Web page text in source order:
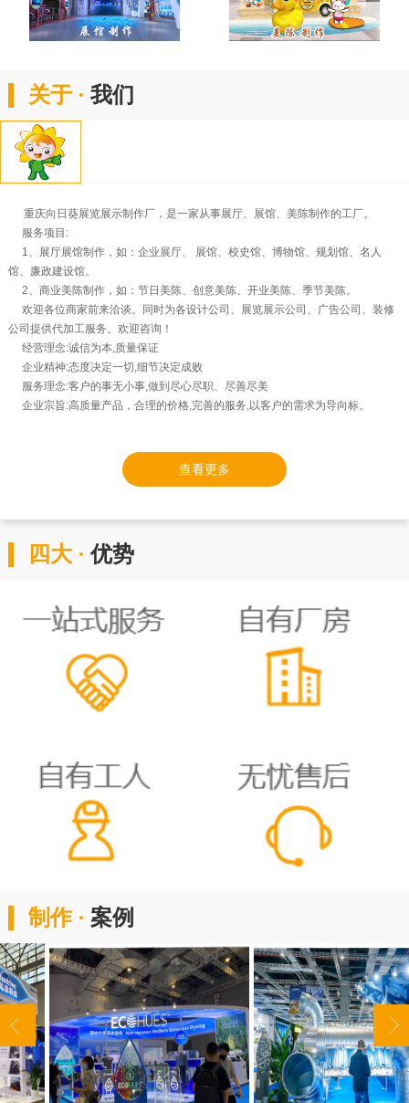
关于 ·我们
重庆向日葵展览展示制作厂，是一家从事展厅、展馆、美陈制作的工厂。
服务项目:
1、展厅展馆制作，如：企业展厅、 展馆、校史馆、博物馆、规划馆、名人
馆、廉政建设馆。
2、商业美陈制作，如：节日美陈、创意美陈、开业美陈、季节美陈。
欢迎各位商家前来洽谈。同时为各设计公司、展览展示公司、广告公司、装修
公司提供代加工服务。欢迎咨询！
经营理念:诚信为本,质量保证
企业精神:态度决定一切,细节决定成败
服务理念:客户的事无小事,做到尽心尽职、尽善尽美
企业宗旨:高质量产品，合理的价格,完善的服务,以客户的需求为导向标。
查看更多
四大 ·优势
制作 · 案例